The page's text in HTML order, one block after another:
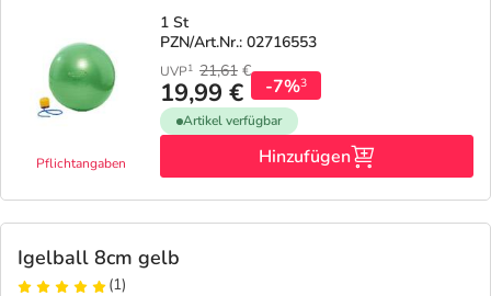
Pflichtangaben
1 St
PZN/Art.Nr.: 02716553
UVP1 21,61 €
19,99 € -7%3
Artikel verfügbar
Hinzufügen
Igelball 8cm gelb
(1)